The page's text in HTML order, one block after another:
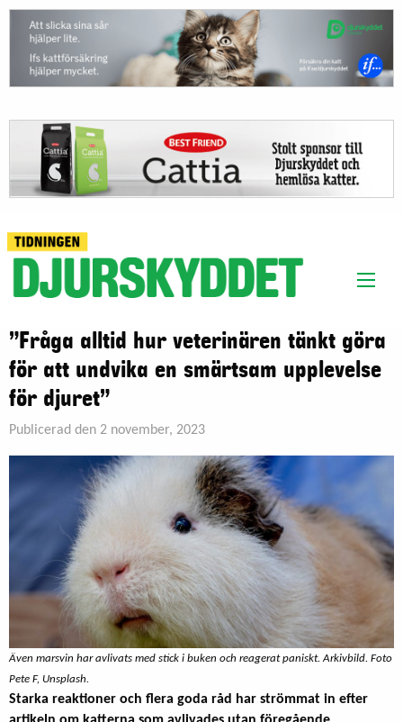
”Fråga alltid hur veterinären tänkt göra
för att undvika en smärtsam upplevelse
för djuret”
Publicerad den 2 november, 2023
Även marsvin har avlivats med stick i buken och reagerat paniskt. Arkivbild. Foto
Pete F, Unsplash.
Starka reaktioner och flera goda råd har strömmat in efter